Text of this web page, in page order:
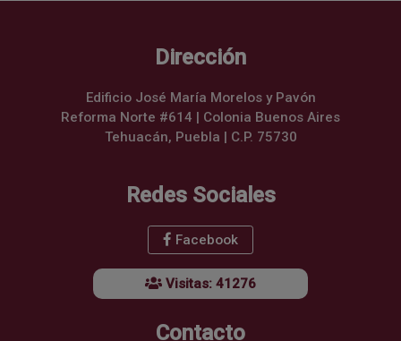
Dirección
Edificio José María Morelos y Pavón
Reforma Norte #614 | Colonia Buenos Aires
Tehuacán, Puebla | C.P. 75730
Redes Sociales
Facebook
Visitas: 41276
Contacto